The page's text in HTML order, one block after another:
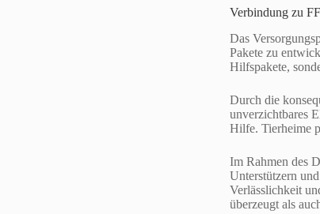
Verbindung zu
Das
Pakete zu
Hilfspakete,
Durch die
unverzichtbares
Hilfe. Tierheime
Im Rahmen des
Unterstützern
Verlässlichkeit
überzeugt als